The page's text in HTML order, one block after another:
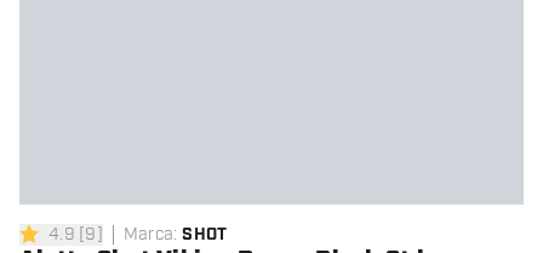
4.9 stelle di valutazione
4.9 [9] Marca: SHOT